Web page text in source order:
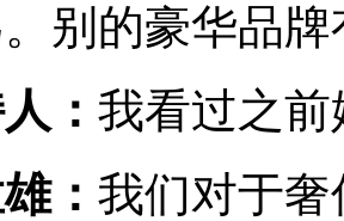
。别的豪华品
： 我看过之
： 我们对于